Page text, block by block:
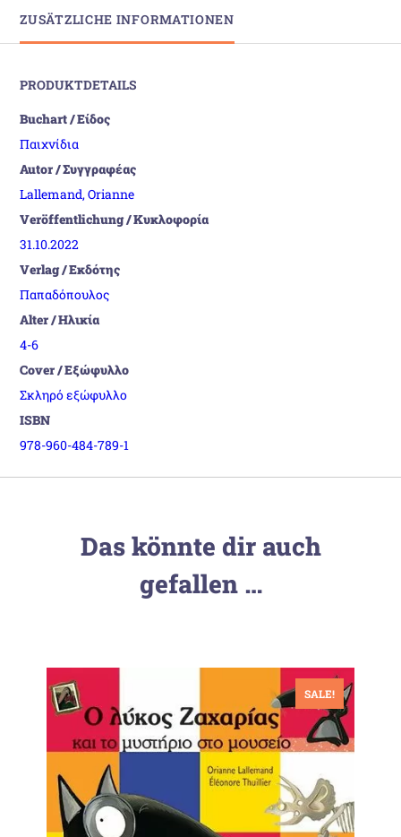
ZUSÄTZLICHE INFORMATIONEN
PRODUKTDETAILS
Buchart / Είδος
Παιχνίδια
Autor / Συγγραφέας
Lallemand, Orianne
Veröffentlichung / Κυκλοφορία
31.10.2022
Verlag / Εκδότης
Παπαδόπουλος
Alter / Ηλικία
4-6
Cover / Εξώφυλλο
Σκληρό εξώφυλλο
ISBN
978-960-484-789-1
Das könnte dir auch
gefallen …
SALE!